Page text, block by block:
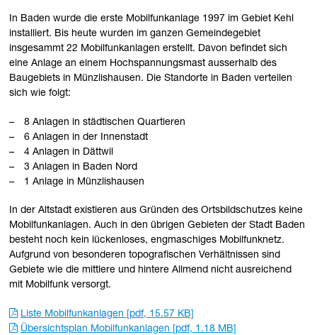
In Baden wurde die erste Mobilfunkanlage 1997 im Gebiet Kehl
installiert. Bis heute wurden im ganzen Gemeindegebiet
insgesammt 22 Mobilfunkanlagen erstellt. Davon befindet sich
eine Anlage an einem Hochspannungsmast ausserhalb des
Baugebiets in Münzlishausen. Die Standorte in Baden verteilen
sich wie folgt:
8 Anlagen in städtischen Quartieren
6 Anlagen in der Innenstadt
4 Anlagen in Dättwil
3 Anlagen in Baden Nord
1 Anlage in Münzlishausen
In der Altstadt existieren aus Gründen des Ortsbildschutzes keine
Mobilfunkanlagen. Auch in den übrigen Gebieten der Stadt Baden
besteht noch kein lückenloses, engmaschiges Mobilfunknetz.
Aufgrund von besonderen topografischen Verhältnissen sind
Gebiete wie die mittlere und hintere Allmend nicht ausreichend
mit Mobilfunk versorgt.
Liste Mobilfunkanlagen [pdf, 15.57 KB]
Übersichtsplan Mobilfunkanlagen [pdf, 1.18 MB]